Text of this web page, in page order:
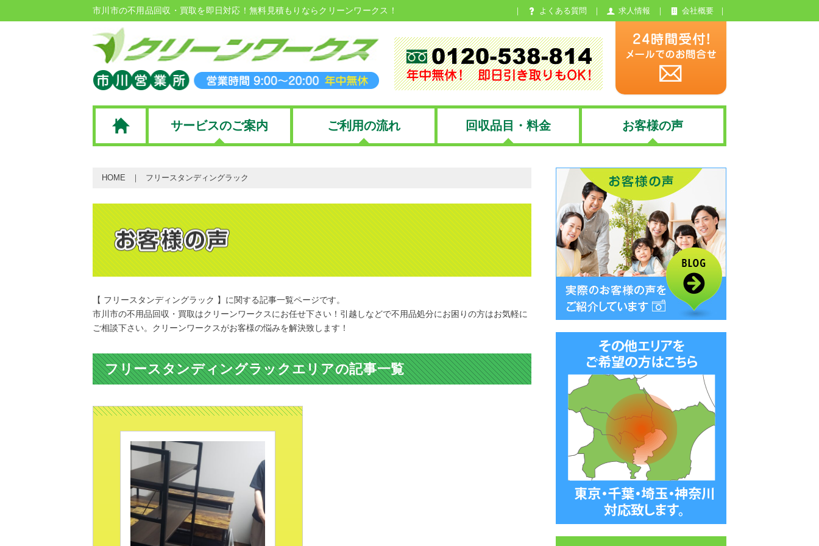
市川市の不用品回収・買取を即日対応！無料見積もりならクリーンワークス！ よくある質問 求人情報 会社概要
サービスのご案内 ご利用の流れ 回収品目・料金 お客様の声
HOME フリースタンディングラック
【 フリースタンディングラック 】に関する記事一覧ページです。
市川市の不用品回収・買取はクリーンワークスにお任せ下さい！引越しなどで不用品処分にお困りの方はお気軽に
ご相談下さい。クリーンワークスがお客様の悩みを解決致します！
フリースタンディングラックエリアの記事一覧